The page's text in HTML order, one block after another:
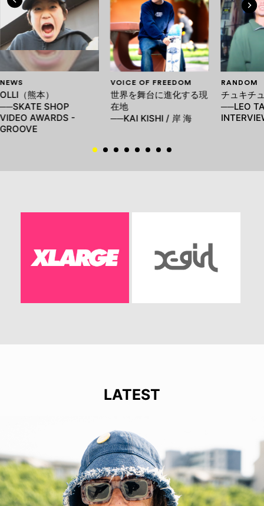
NEWS
OLLI（熊本）
──SKATE SHOP
VIDEO AWARDS -
GROOVE
VOICE OF FREEDOM
世界を舞台に進化する現
在地
──KAI KISHI / 岸 海
RANDOM
チュキチ
──LEO
LATEST